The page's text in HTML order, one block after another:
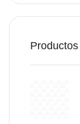
Productos